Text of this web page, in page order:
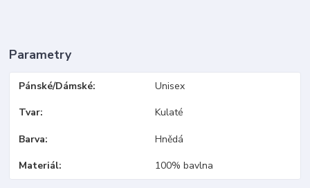
Parametry
Pánské/Dámské Unisex
Tvar Kulaté
Barva Hnědá
Materiál 100% bavlna